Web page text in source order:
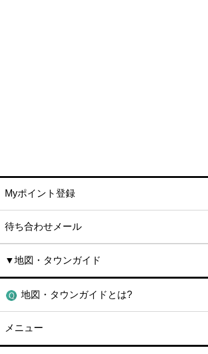
Myポイント登録
待ち合わせメール
▼地図・タウンガイド
地図・タウンガイドとは?
メニュー